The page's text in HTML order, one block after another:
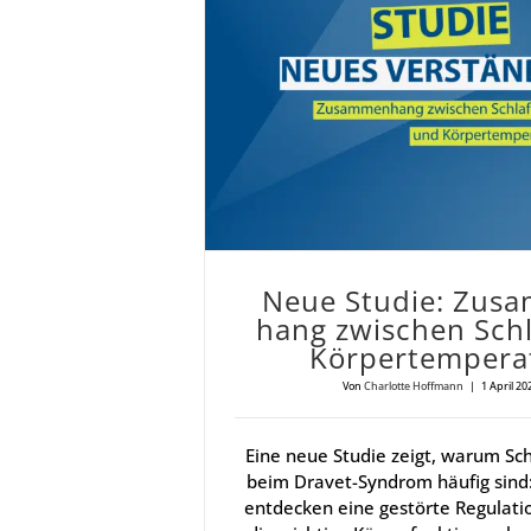
Neue Stu­die:
hang zwi­schen
Von Charlotte Hoffmann | 1 April
Eine neue Studie zeigt, warum
beim Dravet-Syndrom häufig
entdecken eine gestörte